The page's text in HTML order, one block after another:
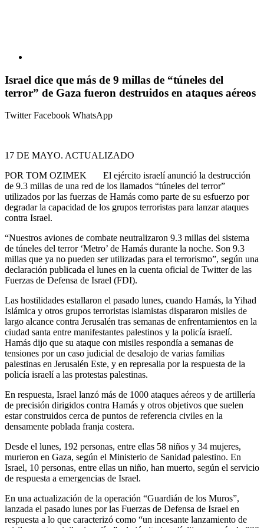
Israel dice que más de 9 millas de “túneles del
terror” de Gaza fueron destruidos en ataques aéreos
TwitterFacebook WhatsApp
17 DE MAYO. ACTUALIZADO
POR TOM OZIMEK El ejército israelí anunció la destrucción
de 9.3 millas de una red de los llamados “túneles del terror”
utilizados por las fuerzas de Hamás como parte de su esfuerzo por
degradar la capacidad de los grupos terroristas para lanzar ataques
contra Israel.
“Nuestros aviones de combate neutralizaron 9.3 millas del sistema
de túneles del terror ‘Metro’ de Hamás durante la noche. Son 9.3
millas que ya no pueden ser utilizadas para el terrorismo”, según una
declaración publicada el lunes en la cuenta oficial de Twitter de las
Fuerzas de Defensa de Israel (FDI).
Las hostilidades estallaron el pasado lunes, cuando Hamás, la Yihad
Islámica y otros grupos terroristas islamistas dispararon misiles de
largo alcance contra Jerusalén tras semanas de enfrentamientos en la
ciudad santa entre manifestantes palestinos y la policía israelí.
Hamás dijo que su ataque con misiles respondía a semanas de
tensiones por un caso judicial de desalojo de varias familias
palestinas en Jerusalén Este, y en represalia por la respuesta de la
policía israelí a las protestas palestinas.
En respuesta, Israel lanzó más de 1000 ataques aéreos y de artillería
de precisión dirigidos contra Hamás y otros objetivos que suelen
estar construidos cerca de puntos de referencia civiles en la
densamente poblada franja costera.
Desde el lunes, 192 personas, entre ellas 58 niños y 34 mujeres,
murieron en Gaza, según el Ministerio de Sanidad palestino. En
Israel, 10 personas, entre ellas un niño, han muerto, según el servicio
de respuesta a emergencias de Israel.
En una actualización de la operación “Guardián de los Muros”,
lanzada el pasado lunes por las Fuerzas de Defensa de Israel en
respuesta a lo que caracterizó como “un incesante lanzamiento de